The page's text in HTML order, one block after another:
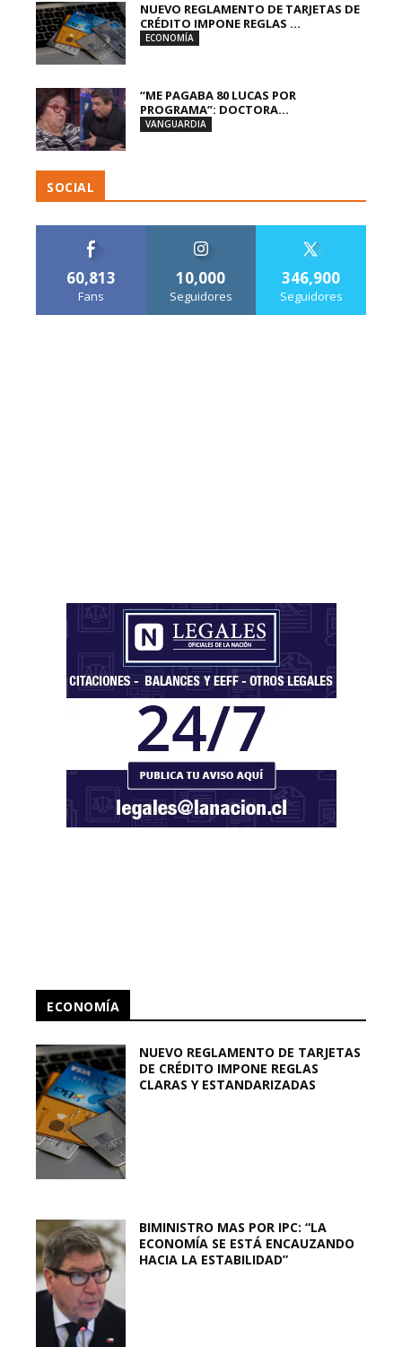
NUEVO REGLAMENTO DE TARJETAS DE
CRÉDITO IMPONE REGLAS ...
ECONOMÍA
“ME PAGABA 80 LUCAS POR
PROGRAMA”: DOCTORA...
VANGUARDIA
SOCIAL
60,813
Fans
10,000
Seguidores
346,900
Seguidores
ECONOMÍA
NUEVO REGLAMENTO DE TARJETAS
DE CRÉDITO IMPONE REGLAS
CLARAS Y ESTANDARIZADAS
BIMINISTRO MAS POR IPC: “LA
ECONOMÍA SE ESTÁ ENCAUZANDO
HACIA LA ESTABILIDAD”